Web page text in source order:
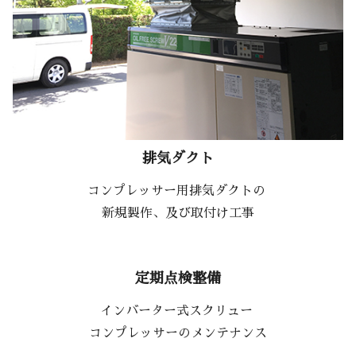
排気ダクト
コンプレッサー用排気ダクトの
新規製作、及び取付け工事
定期点検整備
インバーター式スクリュー
コンプレッサーのメンテナンス